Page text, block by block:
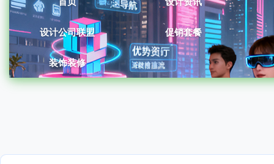
设计公司联盟 促销套餐
装饰装修